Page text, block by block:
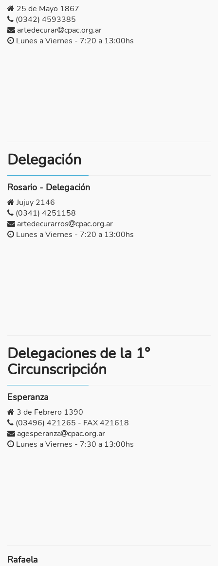
25 de Mayo 1867
(0342) 4593385
artedecurar
cpac.org.ar
Lunes a Viernes - 7:20 a 13:00hs
Delegación
Rosario - Delegación
Jujuy 2146
(0341) 4251158
artedecurarros
cpac.org.ar
Lunes a Viernes - 7:20 a 13:00hs
Delegaciones de la 1°
Circunscripción
Esperanza
3 de Febrero 1390
(03496) 421265 - FAX 421618
agesperanza
cpac.org.ar
Lunes a Viernes - 7:30 a 13:00hs
Rafaela